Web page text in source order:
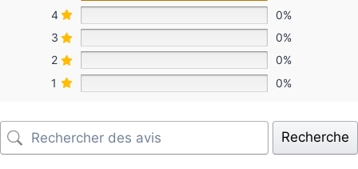
4
0%
3
0%
2
0%
1
0%
Recherche